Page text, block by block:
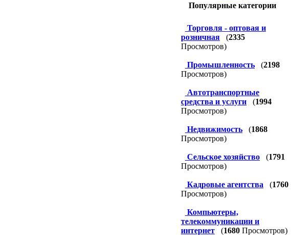
Популярные категории
Торговля - оптовая и
розничная
(2335
Просмотров)
Промышленность (2198
Просмотров)
Автотранспортные
средства и услуги
(1994
Просмотров)
Недвижимость (1868
Просмотров)
Сельское хозяйство (1791
Просмотров)
Кадровые агентства (1760
Просмотров)
Компьютеры,
телекоммуникации и
интернет
(1680 Просмотров)